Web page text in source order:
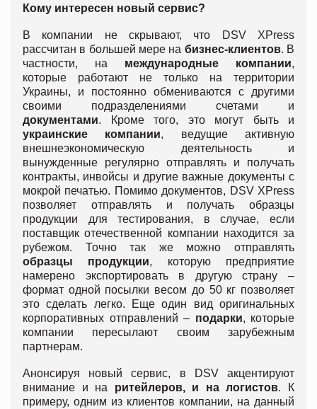
Кому интересен новый сервис?
В компании не скрывают, что DSV XPress
рассчитан в большей мере на бизнес-клиентов. В
частности, на международные компании,
которые работают не только на территории
Украины, и постоянно обмениваются с другими
своими подразделениями счетами и
документами. Кроме того, это могут быть и
украинские компании, ведущие активную
внешнеэкономическую деятельность и
вынужденные регулярно отправлять и получать
контракты, инвойсы и другие важные документы с
мокрой печатью. Помимо документов, DSV XPress
позволяет отправлять и получать образцы
продукции для тестирования, в случае, если
поставщик отечественной компании находится за
рубежом. Точно так же можно отправлять
образцы продукции, которую предприятие
намерено экспортировать в другую страну –
формат одной посылки весом до 50 кг позволяет
это сделать легко. Еще один вид оригинальных
корпоративных отправлений – подарки, которые
компании пересылают своим зарубежным
партнерам.
Анонсируя новый сервис, в DSV акцентируют
внимание и на ритейлеров, и на логистов. К
примеру, одним из клиентов компании, на данный